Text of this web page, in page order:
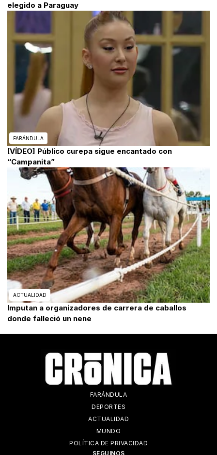
elegido a Paraguay
FARÁNDULA
[VÍDEO] Público curepa sigue encantado con
“Campanita”
ACTUALIDAD
Imputan a organizadores de carrera de caballos
donde falleció un nene
FARÁNDULA
DEPORTES
ACTUALIDAD
MUNDO
POLÍTICA DE PRIVACIDAD
SEGUINOS